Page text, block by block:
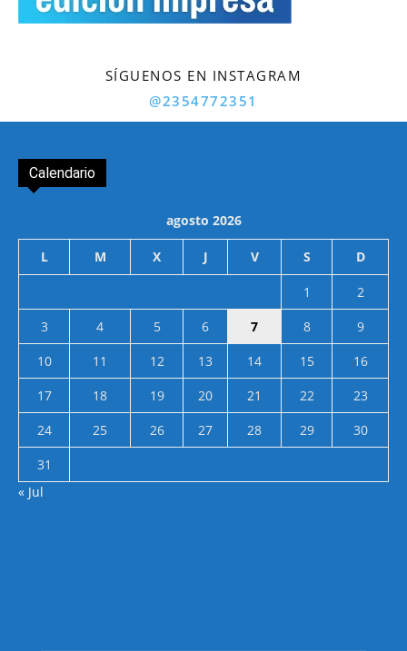
SÍGUENOS EN INSTAGRAM
@2354772351
Calendario
agosto 2026
L M X J V S D
1
2
3
4 5 6 7 8
9
10
11 12 13 14 15
16
17
18 19 20 21 22
23
24
25 26 27 28 29
30
31
« Jul